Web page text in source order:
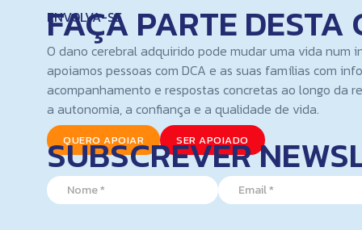
ENVOLVA-SE
FAÇA PARTE DESTA
O dano cerebral adquirido pode mudar uma vida num
apoiamos pessoas com DCA e as suas famílias com
acompanhamento e respostas concretas ao longo da
a autonomia, a confiança e a qualidade de vida.
QUERO APOIAR SER APOIADO
SUBSCREVER
N
a
N
a
m
E
m